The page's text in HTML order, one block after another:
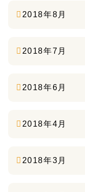
2018年8月
2018年7月
2018年6月
2018年4月
2018年3月